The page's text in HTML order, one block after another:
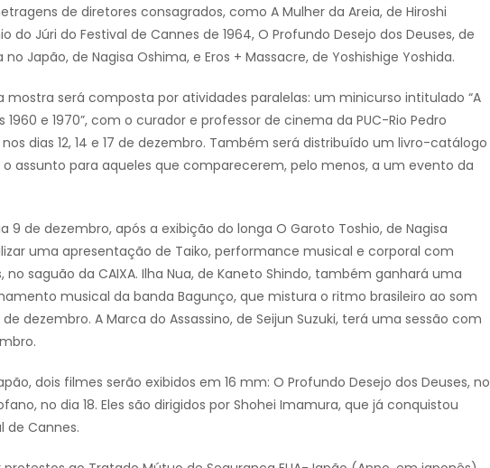
de diretores consagrados, como A Mulher da Areia, de Hiroshi
do Júri do Festival de Cannes de 1964, O Profundo Desejo dos Deuses, de
Japão, de Nagisa Oshima, e Eros + Massacre, de Yoshishige Yoshida.
será composta por atividades paralelas: um minicurso intitulado “A
e 1970”, com o curador e professor de cinema da PUC-Rio Pedro
dias 12, 14 e 17 de dezembro. Também será distribuído um livro-catálogo
assunto para aqueles que comparecerem, pelo menos, a um evento da
9 de dezembro, após a exibição do longa O Garoto Toshio, de Nagisa
uma apresentação de Taiko, performance musical e corporal com
saguão da CAIXA. Ilha Nua, de Kaneto Shindo, também ganhará uma
musical da banda Bagunço, que mistura o ritmo brasileiro ao som
dezembro. A Marca do Assassino, de Seijun Suzuki, terá uma sessão com
dois filmes serão exibidos em 16 mm: O Profundo Desejo dos Deuses, no
no dia 18. Eles são dirigidos por Shohei Imamura, que já conquistou
de Cannes.